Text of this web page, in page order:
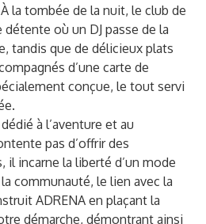
la tombée de la nuit, le club de
où un DJ passe de la
tandis que de délicieux plats
d’une carte de
conçue, le tout servi
à l’aventure et au
pas d’offrir des
il incarne la liberté d’un mode
communauté, le lien avec la
ADRENA en plaçant la
démarche, démontrant ainsi